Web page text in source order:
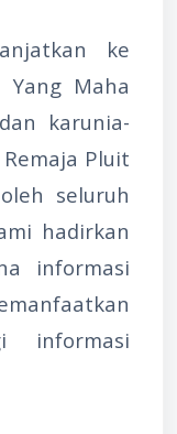
ke
Yang Maha
karunia-
Pluit
seluruh
hadirkan
informasi
informasi